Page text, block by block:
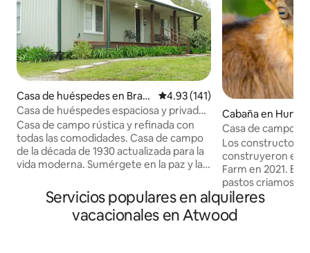
Casa de huéspedes en Bradf
ord
Calificación promedio: 4.93 de
4.93 (141)
Casa de huéspedes espaciosa y privada
en el campo
Casa de campo rústica y refinada con
todas las comodidades. Casa de campo
de la década de 1930 actualizada para la
vida moderna. Sumérgete en la paz y la
PROLONGADAS (¡COMPRUEBA LOS
DESCUENTOS!), artistas/escritores, en
busca de inspiración tranquila. Cocina
Cabaña en
Casa de campo A
Los
construyeron
Farm en 2021. En 63 acres de bosques y
pastos criamos
cabras alpinas
partir de las
leche de cabra
Servicios populares en alquileres
vacacionales en Atwood